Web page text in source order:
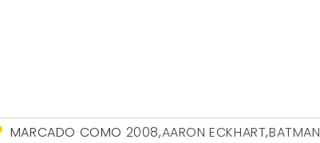
MARCADO COMO 2008,AARON ECKHART,BATMAN